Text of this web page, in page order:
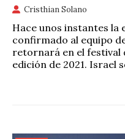
Cristhian Solano
Hace unos instantes la
confirmado al equipo
retornará en el festival
edición de 2021. Israel